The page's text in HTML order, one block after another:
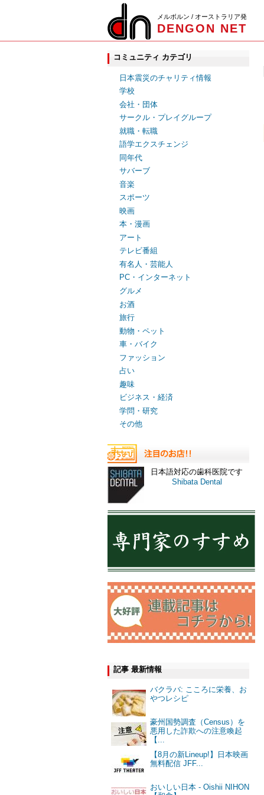
メルボルン / オーストラリア発
DENGON NET
コミュニティ カテゴリ
日本震災のチャリティ情報
学校
会社・団体
サークル・プレイグループ
就職・転職
語学エクスチェンジ
同年代
サバーブ
音楽
スポーツ
映画
本・漫画
アート
テレビ番組
有名人・芸能人
PC・インターネット
グルメ
お酒
旅行
動物・ペット
車・バイク
ファッション
占い
趣味
ビジネス・経済
学問・研究
その他
日本語対応の歯科医院です
Shibata Dental
記事 最新情報
バクラバ: こころに栄養、お
やつレシピ
豪州国勢調査（Census）を
悪用した詐欺への注意喚起
【...
【8月の新Lineup!】日本映画
無料配信 JFF...
おいしい日本 - Oishii NIHON